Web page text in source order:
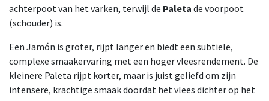
achterpoot van het varken, terwijl de Paleta de voorpoot
(schouder) is.
Een Jamón is groter, rijpt langer en biedt een subtiele,
complexe smaakervaring met een hoger vleesrendement. De
kleinere Paleta rijpt korter, maar is juist geliefd om zijn
intensere, krachtige smaak doordat het vlees dichter op het